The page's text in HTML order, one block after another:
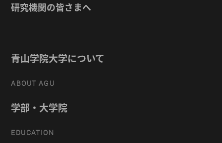
研究機関の皆さまへ
青山学院大学について
ABOUT AGU
学部・大学院
EDUCATION